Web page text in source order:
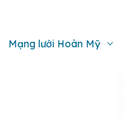
Mạng lưới Hoàn Mỹ